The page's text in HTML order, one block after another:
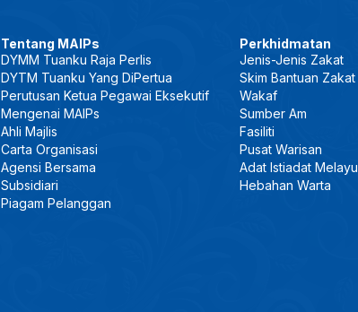
Tentang MAIPs
DYMM Tuanku Raja Perlis
DYTM Tuanku Yang DiPertua
Perutusan Ketua Pegawai Eksekutif
Mengenai MAIPs
Ahli Majlis
Carta Organisasi
Agensi Bersama
Subsidiari
Piagam Pelanggan
Perkhidmatan
Jenis-Jenis Zakat
Skim Bantuan Zakat
Wakaf
Sumber Am
Fasiliti
Pusat Warisan
Adat Istiadat Melayu
Hebahan Warta